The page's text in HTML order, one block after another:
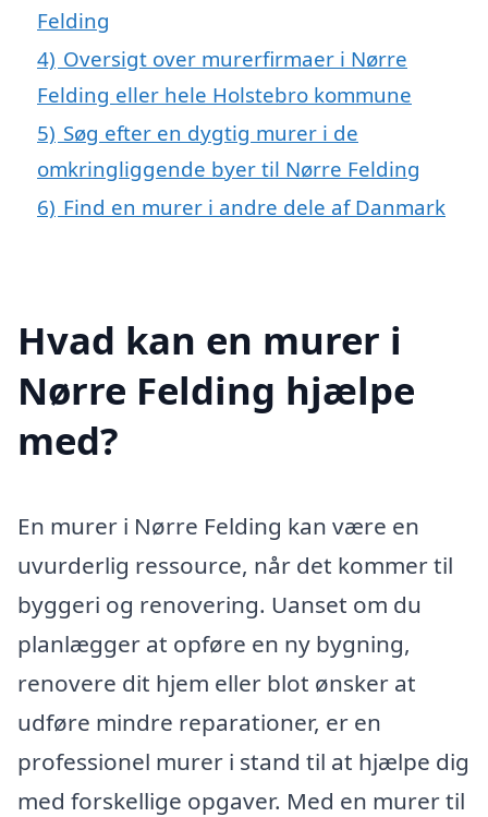
Felding
4) Oversigt over murerfirmaer i Nørre
Felding eller hele Holstebro kommune
5) Søg efter en dygtig murer i de
omkringliggende byer til Nørre Felding
6) Find en murer i andre dele af Danmark
Hvad kan en murer i
Nørre Felding hjælpe
med?
En murer i Nørre Felding kan være en
uvurderlig ressource, når det kommer til
byggeri og renovering. Uanset om du
planlægger at opføre en ny bygning,
renovere dit hjem eller blot ønsker at
udføre mindre reparationer, er en
professionel murer i stand til at hjælpe dig
med forskellige opgaver. Med en murer til